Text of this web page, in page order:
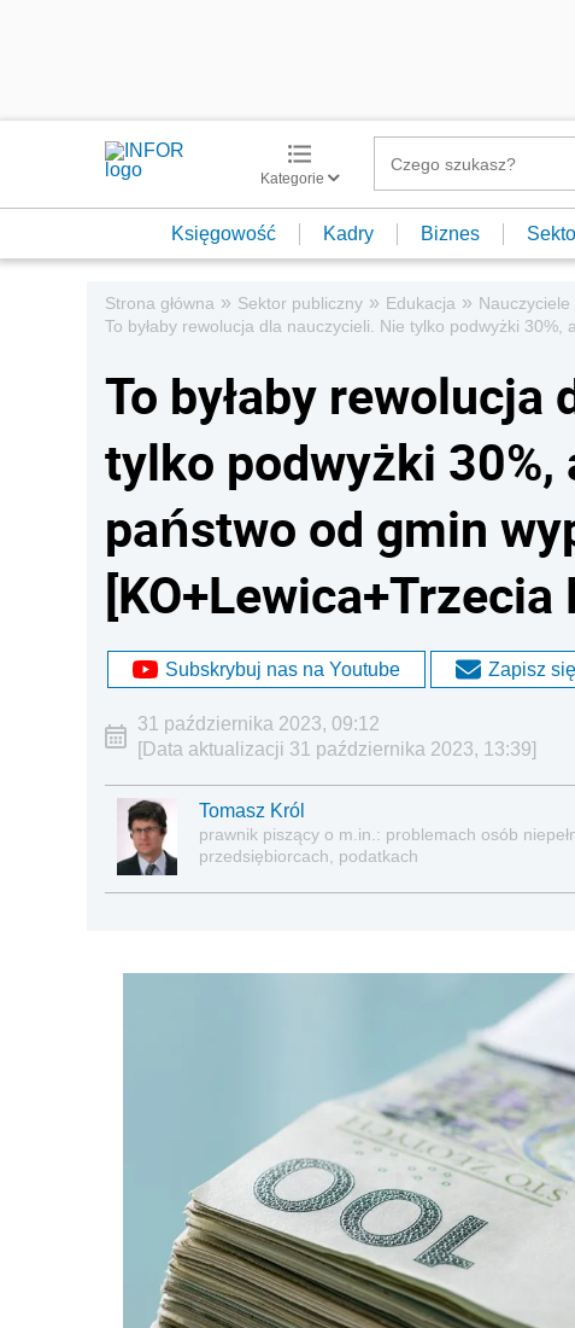
Kategorie
Księgowość Kadry Biznes
Strona główna » Sektor publiczny » Edukacja » Nauczyciele
To byłaby rewolucja dla nauczycieli. Nie tylko podwyżki
To byłaby
tylko podwyżki
państwo od gmin
[KO+Lewica+Trzecia
Subskrybuj nas na Youtube Zapisz
31 października 2023, 09:12
[Data aktualizacji 31 października 2023, 13:39]
Tomasz Król
prawnik piszący o m.in.: problemach osób
przedsiębiorcach, podatkach